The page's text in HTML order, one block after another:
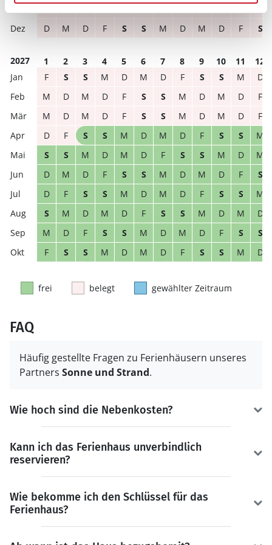
D
M D F S S M D M D F S
2027 1 2 3 4 5 6 7 8 9 10 11
12
F
S S M D M D F S S M
D
M
D M D F S S M D M D
F
M
D M D F S S M D M D
F
D
F S S M D M D F S S
M
S
S M D M D F S S M D
M
D
M D F S S M D M D F
S
D
F S S M D M D F S S
M
S
M D M D F S S M D M
D
M
D F S S M D M D F S
S
F
S S M D M D F S S M D
frei belegt gewählter Zeitraum
FAQ
Häufig gestellte Fragen zu Ferienhäusern unseres
Partners Sonne und Strand.
Wie hoch sind die Nebenkosten?
Kann ich das Ferienhaus unverbindlich
reservieren?
Wie bekomme ich den Schlüssel für das
Ferienhaus?